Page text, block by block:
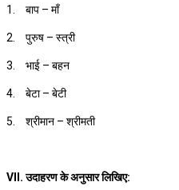
1. बाप – माँ
2. पुरुष – स्त्री
3. भाई – बहन
4. बेटा – बेटी
5. श्रीमान – श्रीमती
VII. उदाहरण के अनुसार लिखिए: